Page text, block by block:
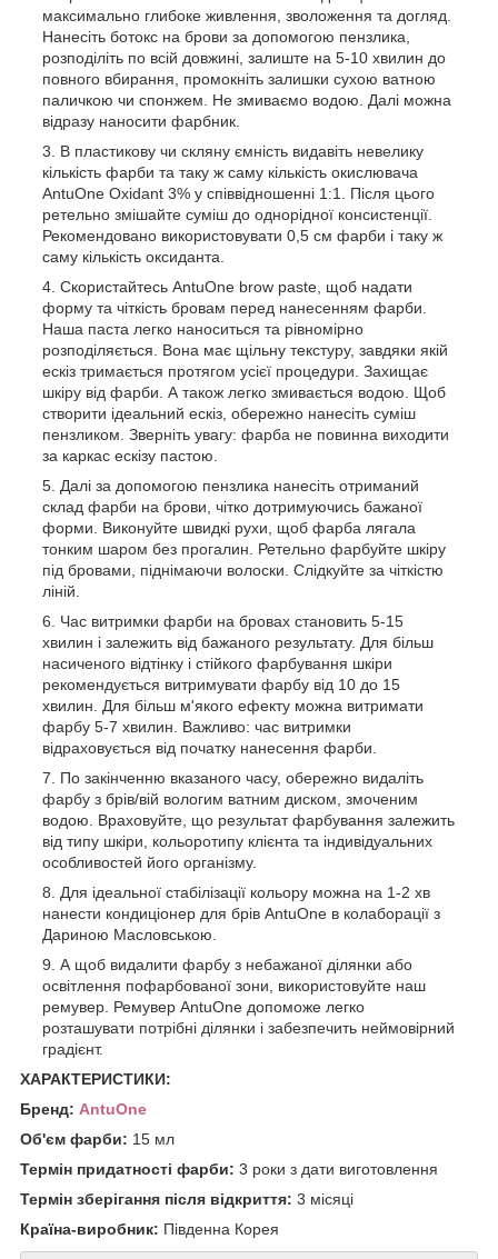
максимально глибоке живлення, зволоження та догляд.
Нанесіть ботокс на брови за допомогою пензлика,
розподіліть по всій довжині, залиште на 5-10 хвилин до
повного вбирання, промокніть залишки сухою ватною
паличкою чи спонжем. Не змиваємо водою. Далі можна
відразу наносити фарбник.
В пластикову чи скляну ємність видавіть невелику
кількість фарби та таку ж саму кількість окислювача
AntuOne Oxidant 3% у співвідношенні 1:1. Після цього
ретельно змішайте суміш до однорідної консистенції.
Рекомендовано використовувати 0,5 см фарби і таку ж
саму кількість оксиданта.
Скористайтесь AntuOne brow paste, щоб надати
форму та чіткість бровам перед нанесенням фарби.
Наша паста легко наноситься та рівномірно
розподіляється. Вона має щільну текстуру, завдяки якій
ескіз тримається протягом усієї процедури. Захищає
шкіру від фарби. А також легко змивається водою. Щоб
створити ідеальний ескіз, обережно нанесіть суміш
пензликом. Зверніть увагу: фарба не повинна виходити
за каркас ескізу пастою.
Далі за допомогою пензлика нанесіть отриманий
склад фарби на брови, чітко дотримуючись бажаної
форми. Виконуйте швидкі рухи, щоб фарба лягала
тонким шаром без прогалин. Ретельно фарбуйте шкіру
під бровами, піднімаючи волоски. Слідкуйте за чіткістю
ліній.
Час витримки фарби на бровах становить 5-15
хвилин і залежить від бажаного результату. Для більш
насиченого відтінку і стійкого фарбування шкіри
рекомендується витримувати фарбу від 10 до 15
хвилин. Для більш м'якого ефекту можна витримати
фарбу 5-7 хвилин. Важливо: час витримки
відраховується від початку нанесення фарби.
По закінченню вказаного часу, обережно видаліть
фарбу з брів/вій вологим ватним диском, змоченим
водою. Враховуйте, що результат фарбування залежить
від типу шкіри, кольоротипу клієнта та індивідуальних
особливостей його організму.
Для ідеальної стабілізації кольору можна на 1-2 хв
нанести кондиціонер для брів AntuOne в колаборації з
Дариною Масловською.
А щоб видалити фарбу з небажаної ділянки або
освітлення пофарбованої зони, використовуйте наш
ремувер. Ремувер AntuOne допоможе легко
розташувати потрібні ділянки і забезпечить неймовірний
градієнт.
ХАРАКТЕРИСТИКИ:
Бренд: AntuOne
Об'єм фарби: 15 мл
Термін придатності фарби: 3 роки з дати виготовлення
Термін зберігання після відкриття: 3 місяці
Країна-виробник: Південна Корея